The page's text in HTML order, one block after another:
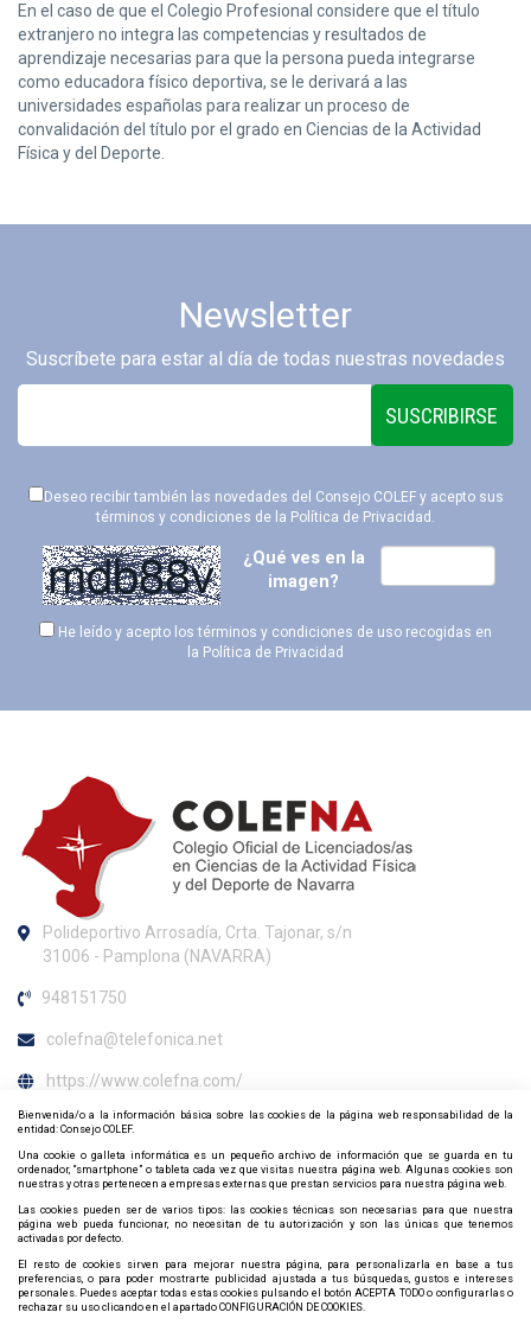
En el caso de que el Colegio Profesional considere que el título
extranjero no integra las competencias y resultados de
aprendizaje necesarias para que la persona pueda integrarse
como educadora físico deportiva, se le derivará a las
universidades españolas para realizar un proceso de
convalidación del título por el grado en Ciencias de la Actividad
Física y del Deporte.
Newsletter
Suscríbete para estar al día de todas nuestras novedades
SUSCRIBIRSE
Deseo recibir también las novedades del Consejo COLEF y acepto sus
términos y condiciones de la Política de Privacidad .
¿Qué ves en la
imagen?
He leído y acepto los términos y condiciones de uso recogidas en
la Política de Privacidad
Polideportivo Arrosadía, Crta. Tajonar, s/n
31006 - Pamplona (NAVARRA)
948151750
colefna@telefonica.net
https://www.colefna.com/
Horario de atención al colegiado
Lunes y viernes de 09:30h. a 13:00h. y miércoles de 13:00h. a
15:00h.
Contacta y síguenos por redes sociales
Bienvenida/o a la información básica sobre las cookies de la página web responsabilidad de la
entidad: Consejo COLEF.
Una cookie o galleta informática es un pequeño archivo de información que se guarda en tu
ordenador, “smartphone” o tableta cada vez que visitas nuestra página web. Algunas cookies son
nuestras y otras pertenecen a empresas externas que prestan servicios para nuestra página web.
Las cookies pueden ser de varios tipos: las cookies técnicas son necesarias para que nuestra
página web pueda funcionar, no necesitan de tu autorización y son las únicas que tenemos
activadas por defecto.
El resto de cookies sirven para mejorar nuestra página, para personalizarla en base a tus
preferencias, o para poder mostrarte publicidad ajustada a tus búsquedas, gustos e intereses
personales. Puedes aceptar todas estas cookies pulsando el botón ACEPTA TODO o configurarlas o
rechazar su uso clicando en el apartado CONFIGURACIÓN DE COOKIES.